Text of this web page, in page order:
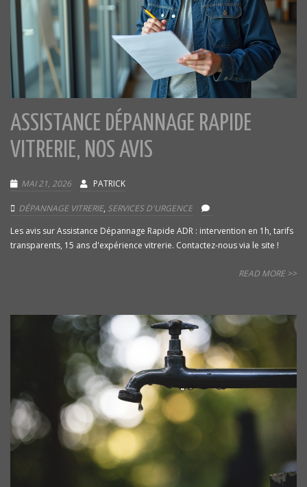
ASSISTANCE DÉPANNAGE RAPIDE
VITRERIE, NOS AVIS
MAI 21, 2026 PATRICK
DÉPANNAGE VITRERIE, SERVICES D'URGENCE
Les avis sur Assistance Dépannage Rapide ADR : intervention en 1h, tarifs
transparents, 15 ans d'expérience vitrerie. Contactez-nous via le site !
READ MORE >>